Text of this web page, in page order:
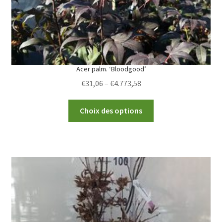
product
page
Acer palm. ‘Bloodgood’
€31,06 – €4.773,58Price
€31,06
through
Choix des options
be
chosen